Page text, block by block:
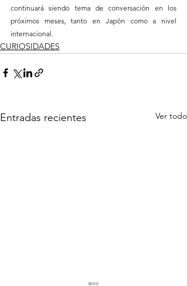
continuará siendo tema de conversación en los
próximos meses, tanto en Japón como a nivel
internacional.
CURIOSIDADES
Entradas recientes Ver todo